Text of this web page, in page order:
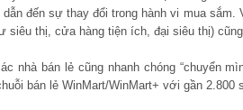
đến sự thay đổi trong hành vi mua
siêu thị, cửa hàng tiện ích, đại siêu thị)
nhà bán lẻ cũng nhanh chóng “chuyển
bán lẻ WinMart/WinMart+ với gần